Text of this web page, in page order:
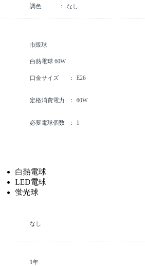
調色
なし
市販球
白熱電球 60W
口金サイズ E26
定格消費電力 60W
必要電球個数 1
白熱電球
LED電球
蛍光球
なし
1年